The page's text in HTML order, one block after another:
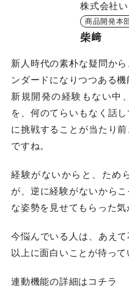
株式会社
商品開発本
柴﨑
新人時代の素朴な疑問か
ンダードになりつつある機
新規開発の経験もない中
を、何のてらいもなく話
に挑戦することが当たり
ですね。
経験がないからと、ため
が、逆に経験がないから
な姿勢を見せてもらった気
今悩んでいる人は、あえ
以上に面白いことが待って
連動機能の詳細はコチラ